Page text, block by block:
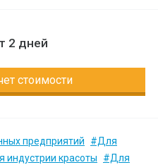
2 дней
стоимости
предприятий
#Для
индустрии красоты
#Для